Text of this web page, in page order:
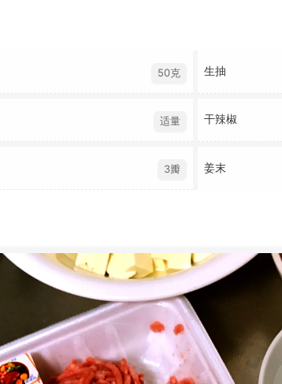
50克 生抽
适量 干辣椒
3瓣 姜末